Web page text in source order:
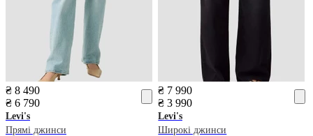
₴ 8 490
₴ 6 790
Levi's
Прямі джинси
₴ 7 990
₴ 3 990
Levi's
Широкі джинси